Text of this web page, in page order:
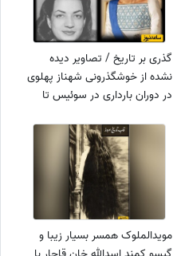
گذری بر تاریخ / تصاویر دیده
نشده از خوشگذرونی شهناز پهلوی
در دوران بارداری در سوئیس تا
مویدالملوک همسر بسیار زیبا و